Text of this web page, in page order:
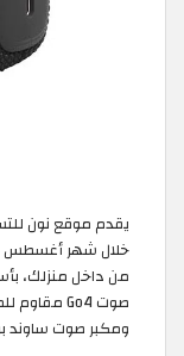
يقدم موقع نون
من داخل منزلك،
ومكبر صوت ساوند بوكيت 5 وات من